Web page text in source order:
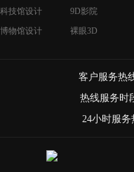
科技馆设计
9D影院
博物馆设计
裸眼3D
客户服务热
热线服务时
24小时服务